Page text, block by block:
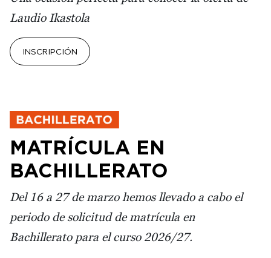
Laudio Ikastola
INSCRIPCIÓN
MATRÍCULA EN
BACHILLERATO
Del 16 a 27 de marzo hemos llevado a cabo el
periodo de solicitud de matrícula en
Bachillerato para el curso 2026/27.